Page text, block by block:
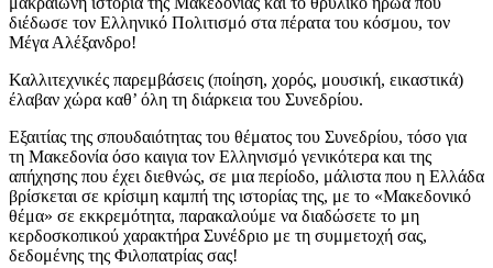
διέδωσε τον Ελληνικό Πολιτισμό στα πέρατα του κόσμου, τον
Μέγα Αλέξανδρο!
Καλλιτεχνικές παρεμβάσεις (ποίηση, χορός, μουσική, εικαστικά)
έλαβαν χώρα καθ’ όλη τη διάρκεια του Συνεδρίου.
Εξαιτίας της σπουδαιότητας του θέματος του Συνεδρίου, τόσο για
τη Μακεδονία όσο καιγια τον Ελληνισμό γενικότερα και της
απήχησης που έχει διεθνώς, σε μια περίοδο, μάλιστα που η Ελλάδα
βρίσκεται σε κρίσιμη καμπή της ιστορίας της, με το «Μακεδονικό
θέμα» σε εκκρεμότητα, παρακαλούμε να διαδώσετε το μη
κερδοσκοπικού χαρακτήρα Συνέδριο με τη συμμετοχή σας,
δεδομένης της Φιλοπατρίας σας!